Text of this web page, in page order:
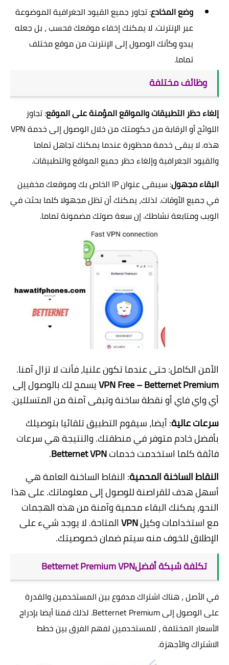
وضع المخادع: تجاوز جميع القيود الجغرافية الموضوعة
عبر الإنترنت. لا يمكنك إخفاء موقعك فحسب ، بل جعله
يبدو وكأنك الوصول إلى الإنترنت من موقع مختلف
تماما.
وظائف مختلفة
إلغاء حظر التطبيقات والمواقع المؤمنة على الموقع: تجاوز
اللوائح أو الرقابة من حكومتك من خلال الوصول إلى خدمة VPN
هذه. لا يبقى خدمة محظورة عندما يمكنك تجاهل تماما
والقيود الجغرافية وإلغاء حظر جميع المواقع والتطبيقات.
البقاء مجهول
: سيبقى عنوان IP الخاص بك وموقعك مخفيين
في جميع الأوقات. لذلك، يمكنك أن تظل مجهولا كلما بحثت في
الويب ومتابعة نشاطك. إن سعة صوتك مضمونة تماما.
الأمن الكامل: حتى عندما تكون علنيا، فأنت لا تزال آمنا.
VPN Free – Betternet Premiumيسمح لك بالوصول إلى
أي واي فاي أو نقطة ساخنة وتبقى آمنة من المتسللين.
سرعات عالية: أيضا، سيقوم التطبيق تلقائيا بتوصيلك
بأفضل خادم متوفر في منطقتك. والنتيجة هي سرعات
فائقة كلما استخدمت خدماتBetternet VPN
.
النقاط الساخنة المحمية: النقاط الساخنة العامة هي
أسهل هدف للقراصنة للوصول إلى معلوماتك. على هذا
النحو، يمكنك البقاء محمية وآمنة من هذه الهجمات
مع استخدامات وكيلVPNالمتاحة. لا يوجد شيء على
الإطلاق للخوف منه سيتم ضمان خصوصيتك.
تكلفة شبكة أفضل
Betternet PremiumVPN
في الأصل ، هناك اشتراك مدفوع بين المستخدمين والقدرة
على الوصول إلى Betternet Premium. لذلك قمنا أيضا بإدراج
الأسعار المختلفة ، للمستخدمين لفهم الفرق بين خطط
الاشتراك والأجهزة.